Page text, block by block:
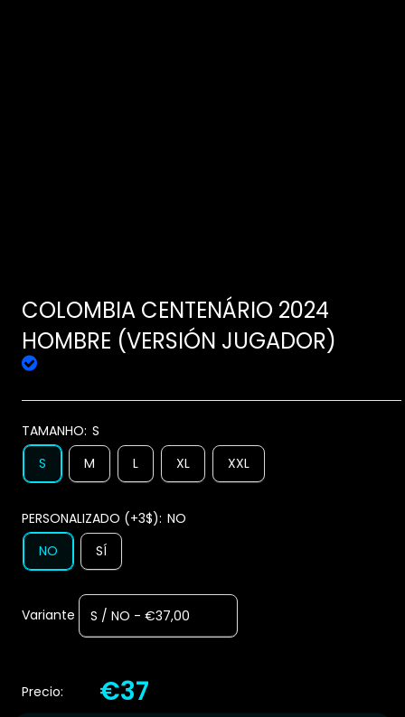
COLOMBIA CENTENÁRIO 2024
HOMBRE (VERSIÓN JUGADOR)
TAMANHO: S
S
M L XL XXL
PERSONALIZADO (+3$): NO
NO
SÍ
Variante
Precio: €37